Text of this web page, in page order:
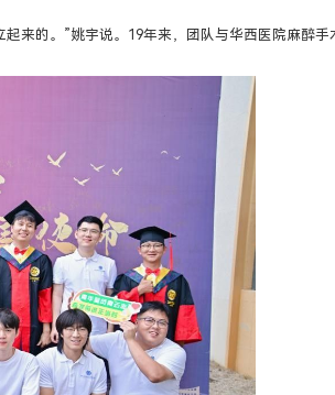
来的。”姚宇说。19年来，团队与华西医院麻醉手